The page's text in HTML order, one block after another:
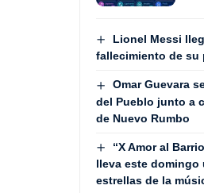
Lionel Messi
fallecimiento de su
Omar Guevara
del Pueblo junto a
de Nuevo Rumbo
“X Amor al
lleva este domingo
estrellas de la